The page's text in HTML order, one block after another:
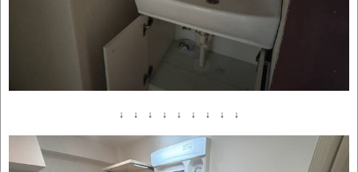
↓ ↓ ↓ ↓ ↓ ↓ ↓ ↓ ↓